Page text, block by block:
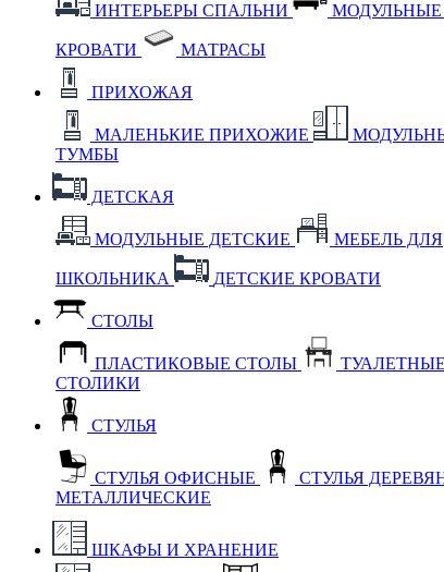
ИНТЕРЬЕРЫ СПАЛЬНИ
КРОВАТИ МАТРАСЫ
ПРИХОЖАЯ
МАЛЕНЬКИЕ ПРИХОЖИЕ
ТУМБЫ
ДЕТСКАЯ
МОДУЛЬНЫЕ ДЕТСКИЕ МЕБЕЛЬ ДЛЯ
ШКОЛЬНИКА ДЕТСКИЕ КРОВАТИ
СТОЛЫ
ПЛАСТИКОВЫЕ СТОЛЫ
ТУАЛЕТНЫЕ
СТОЛИКИ
СТУЛЬЯ
СТУЛЬЯ ОФИСНЫЕ СТУЛЬЯ
МЕТАЛЛИЧЕСКИЕ
ШКАФЫ И ХРАНЕНИЕ